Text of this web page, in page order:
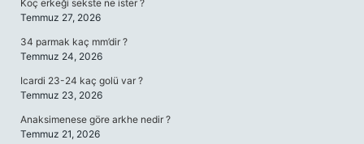
Koç erkeği sekste ne ister ?
Temmuz 27, 2026
34 parmak kaç mm’dir ?
Temmuz 24, 2026
Icardi 23-24 kaç golü var ?
Temmuz 23, 2026
Anaksimenese göre arkhe nedir ?
Temmuz 21, 2026